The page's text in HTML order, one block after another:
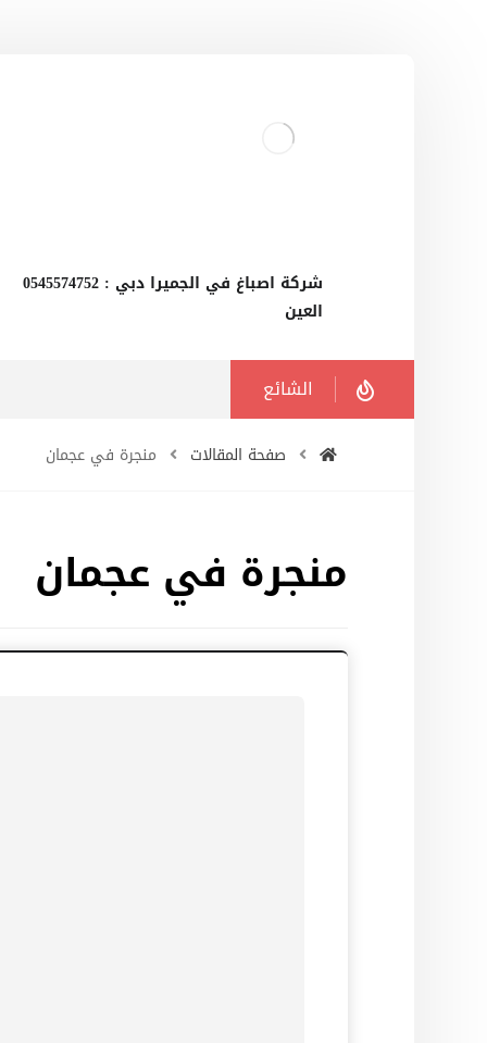
‫شركة اصباغ في الجميرا دبي : 0545574752
العين
الشائع
صفحة المقالات منجرة في عجمان
منجرة في عجمان